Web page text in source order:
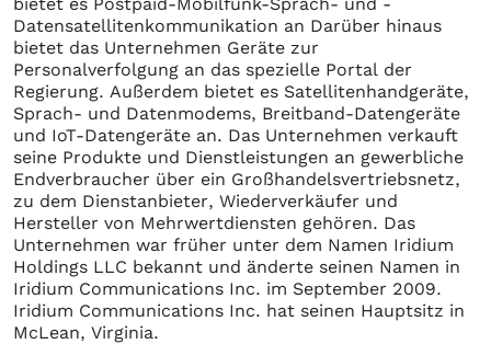
Datensatellitenkommunikation an Darüber hinaus
bietet das Unternehmen Geräte zur
Personalverfolgung an das spezielle Portal der
Regierung. Außerdem bietet es Satellitenhandgeräte,
Sprach- und Datenmodems, Breitband-Datengeräte
und IoT-Datengeräte an. Das Unternehmen verkauft
seine Produkte und Dienstleistungen an gewerbliche
Endverbraucher über ein Großhandelsvertriebsnetz,
zu dem Dienstanbieter, Wiederverkäufer und
Hersteller von Mehrwertdiensten gehören. Das
Unternehmen war früher unter dem Namen Iridium
Holdings LLC bekannt und änderte seinen Namen in
Iridium Communications Inc. im September 2009.
Iridium Communications Inc. hat seinen Hauptsitz in
McLean, Virginia.